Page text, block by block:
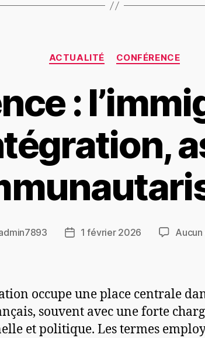
ACTUALITÉ CONFÉRENCE
:
1 février 2026
occupe une place centrale
souvent avec une forte
et politique. Les termes